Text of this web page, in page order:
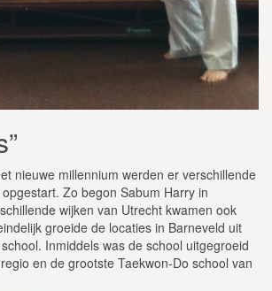
nieuwe millennium werden er verschillende
Zo begon Sabum Harry in
wijken van Utrecht kwamen ook
groeide de locaties in Barneveld uit
Inmiddels was de school uitgegroeid
en de grootste Taekwon-Do school van